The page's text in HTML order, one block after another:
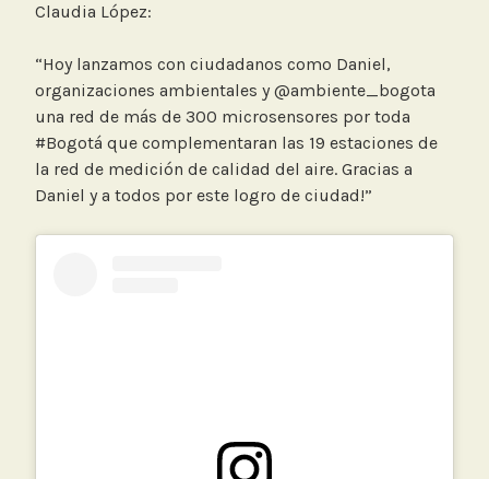
Claudia López:
“Hoy lanzamos con ciudadanos como Daniel,
organizaciones ambientales y @ambiente_bogota
una red de más de 300 microsensores por toda
#Bogotá que complementaran las 19 estaciones de
la red de medición de calidad del aire. Gracias a
Daniel y a todos por este logro de ciudad!”